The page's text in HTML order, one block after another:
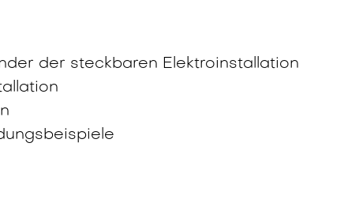
der steckbaren Elektroinstallation